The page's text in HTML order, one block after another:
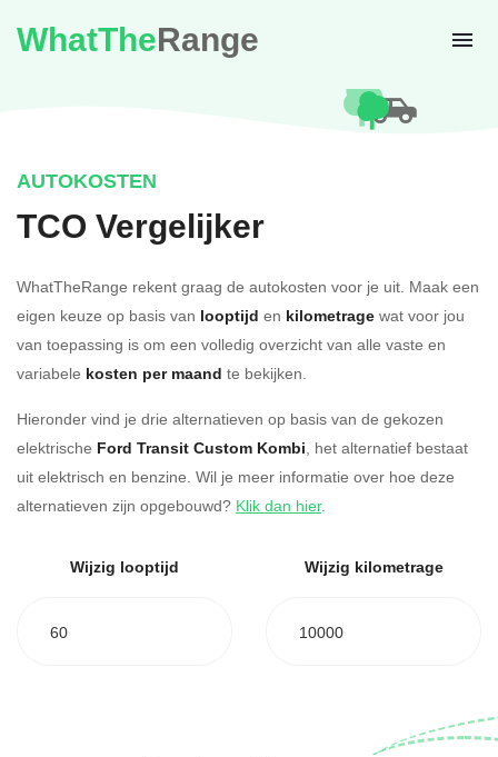
WhatTheRange
AUTOKOSTEN
TCO Vergelijker
WhatTheRange rekent graag de autokosten voor je uit. Maak een
eigen keuze op basis van looptijd en kilometrage wat voor jou
van toepassing is om een volledig overzicht van alle vaste en
variabele kosten per maand te bekijken.
Hieronder vind je drie alternatieven op basis van de gekozen
elektrische Ford Transit Custom Kombi, het alternatief bestaat
uit elektrisch en benzine. Wil je meer informatie over hoe deze
alternatieven zijn opgebouwd? Klik dan hier.
Wijzig looptijd
60
Wijzig kilometrage
10000